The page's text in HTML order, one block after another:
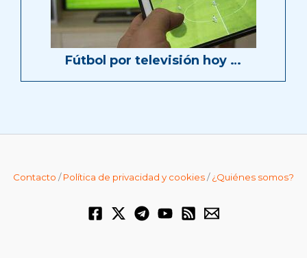
Fútbol por televisión hoy …
Contacto /Política de privacidad y cookies/¿Quiénes somos?